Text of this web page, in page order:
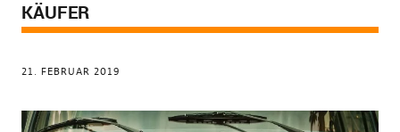
KÄUFER
21. FEBRUAR 2019